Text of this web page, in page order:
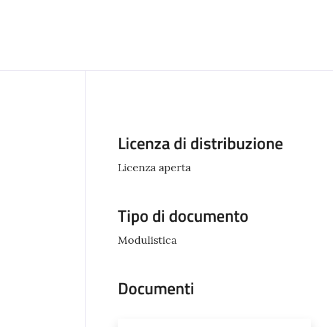
Descrizione
Licenza di distribuzione
Licenza aperta
Tipo di documento
Modulistica
Documenti